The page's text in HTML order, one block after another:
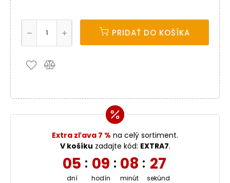
PRIDAŤ DO KOŠÍKA
Extra zľava 7 % na celý sortiment.
V košíku zadajte kód: EXTRA7.
05
dní
: 09
hodín
: 08
minút
: 27
sekúnd